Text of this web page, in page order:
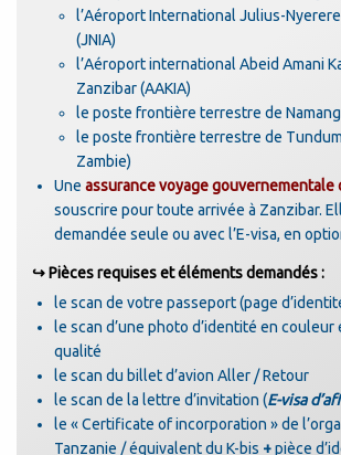
l’Aéroport International Julius-Nyerere
(JNIA)
l’Aéroport international Abeid Amani
Zanzibar (AAKIA)
le poste frontière terrestre de
le poste frontière terrestre de
Zambie)
Une assurance voyage gouvernementale
souscrire pour toute arrivée à Zanzibar.
demandée seule ou avec l’E-visa, en
↪ Pièces requises et éléments demandés :
le scan de votre passeport (page
le scan d’une photo d’identité en couleur
qualité
le scan du billet d’avion Aller / Retour
le scan de la lettre d’invitation (E-visa
le « Certificate of incorporation » de
Tanzanie / équivalent du K-bis +pièce